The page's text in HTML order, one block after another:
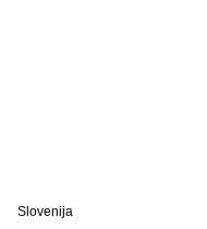
Slovenija